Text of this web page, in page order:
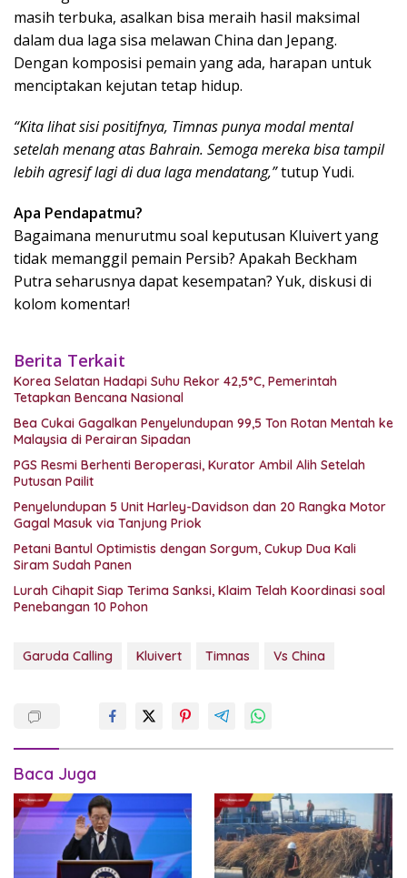
masih terbuka, asalkan bisa meraih hasil maksimal
dalam dua laga sisa melawan China dan Jepang.
Dengan komposisi pemain yang ada, harapan untuk
menciptakan kejutan tetap hidup.
“Kita lihat sisi positifnya, Timnas punya modal mental
setelah menang atas Bahrain. Semoga mereka bisa tampil
lebih agresif lagi di dua laga mendatang,”tutup Yudi.
Apa Pendapatmu?
Bagaimana menurutmu soal keputusan Kluivert yang
tidak memanggil pemain Persib? Apakah Beckham
Putra seharusnya dapat kesempatan? Yuk, diskusi di
kolom komentar!
Berita Terkait
Korea Selatan Hadapi Suhu Rekor 42,5°C, Pemerintah
Tetapkan Bencana Nasional
Bea Cukai Gagalkan Penyelundupan 99,5 Ton Rotan Mentah ke
Malaysia di Perairan Sipadan
PGS Resmi Berhenti Beroperasi, Kurator Ambil Alih Setelah
Putusan Pailit
Penyelundupan 5 Unit Harley-Davidson dan 20 Rangka Motor
Gagal Masuk via Tanjung Priok
Petani Bantul Optimistis dengan Sorgum, Cukup Dua Kali
Siram Sudah Panen
Lurah Cihapit Siap Terima Sanksi, Klaim Telah Koordinasi soal
Penebangan 10 Pohon
Garuda Calling Kluivert Timnas Vs China
Baca Juga